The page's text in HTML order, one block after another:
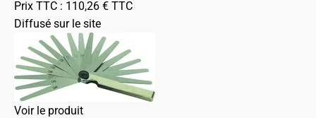
Prix TTC : 110,26 € TTC
Diffusé sur le site
Voir le produit